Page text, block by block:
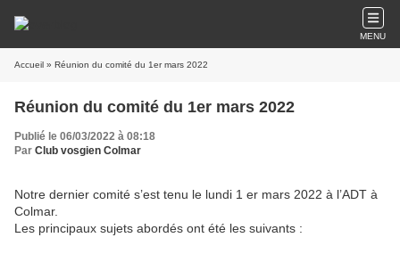
MENU
Accueil » Réunion du comité du 1er mars 2022
Réunion du comité du 1er mars 2022
Publié le 06/03/2022 à 08:18
Par Club vosgien Colmar
Notre dernier comité s’est tenu le lundi 1 er mars 2022 à l’ADT à
Colmar.
Les principaux sujets abordés ont été les suivants :